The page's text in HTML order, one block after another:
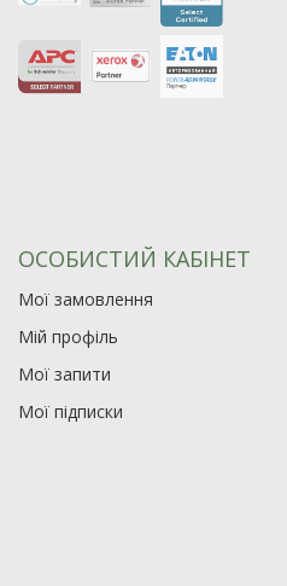
ОСОБИСТИЙ КАБІНЕТ
Мої замовлення
Мій профіль
Мої запити
Мої підписки